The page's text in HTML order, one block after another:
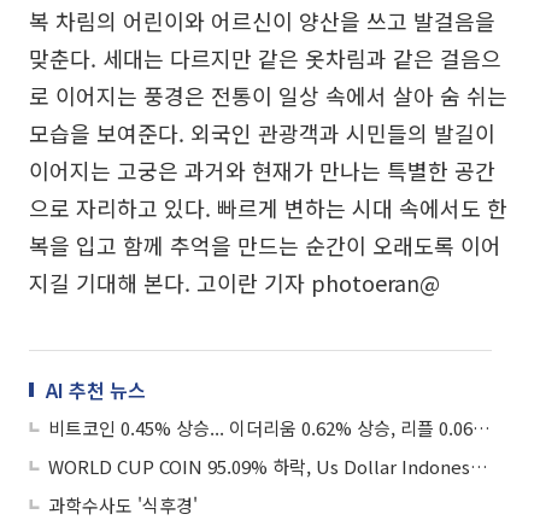
복 차림의 어린이와 어르신이 양산을 쓰고 발걸음을
맞춘다. 세대는 다르지만 같은 옷차림과 같은 걸음으
로 이어지는 풍경은 전통이 일상 속에서 살아 숨 쉬는
모습을 보여준다. 외국인 관광객과 시민들의 발길이
이어지는 고궁은 과거와 현재가 만나는 특별한 공간
으로 자리하고 있다. 빠르게 변하는 시대 속에서도 한
복을 입고 함께 추억을 만드는 순간이 오래도록 이어
지길 기대해 본다. 고이란 기자 photoeran@
AI 추천 뉴스
비트코인 0.45% 상승... 이더리움 0.62% 상승, 리플 0.061% 상승
WORLD CUP COIN 95.09% 하락, Us Dollar Indonesia 0.038% 하락
과학수사도 '식후경'